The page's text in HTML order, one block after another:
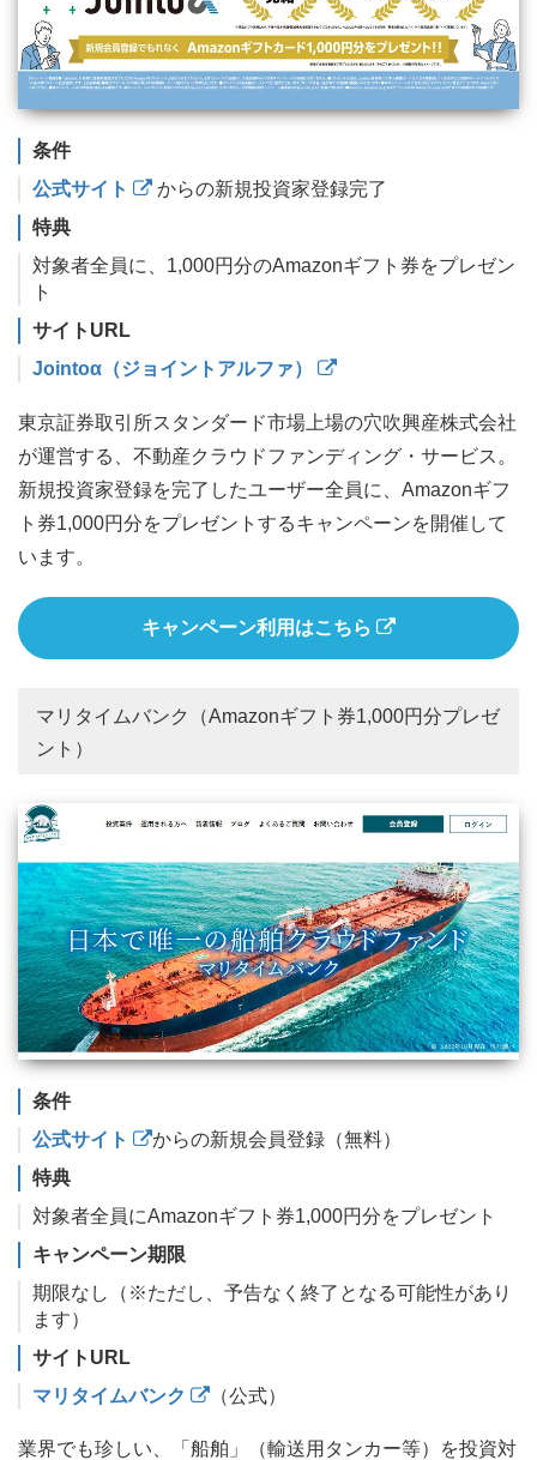
条件
公式サイト
からの新規投資家登録完了
特典
対象者全員に、1,000円分のAmazonギフト券をプレゼン
ト
サイトURL
Jointoα（ジョイントアルファ）
東京証券取引所スタンダード市場上場の穴吹興産株式会社
が運営する、不動産クラウドファンディング・サービス。
新規投資家登録を完了したユーザー全員に、Amazonギフ
ト券1,000円分をプレゼントするキャンペーンを開催して
います。
キャンペーン利用はこちら
マリタイムバンク（Amazonギフト券1,000円分プレゼ
ント）
条件
公式サイト
からの新規会員登録（無料）
特典
対象者全員にAmazonギフト券1,000円分をプレゼント
キャンペーン期限
期限なし（※ただし、予告なく終了となる可能性があり
ます）
サイトURL
マリタイムバンク
（公式）
業界でも珍しい、「船舶」（輸送用タンカー等）を投資対